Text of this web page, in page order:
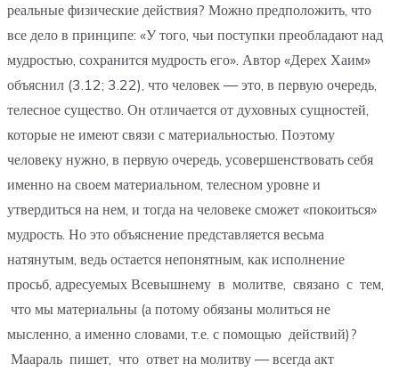
реальные физические действия? Можно предположить, что
все дело в принципе: «У того, чьи поступки преобладают над
мудростью, сохранится мудрость его». Автор «Дерех Хаим»
объяснил (3.12; 3.22), что человек — это, в первую очередь,
телесное существо. Он отличается от духовных сущностей,
которые не имеют связи с материальностью. Поэтому
человеку нужно, в первую очередь, усовершенствовать себя
именно на своем материальном, телесном уровне и
утвердиться на нем, и тогда на человеке сможет «покоиться»
мудрость. Но это объяснение представляется весьма
натянутым, ведь остается непонятным, как исполнение
просьб, адресуемых Всевышнему в молитве, связано с тем,
что мы материальны (а потому обязаны молиться не
мысленно, а именно словами, т.е. с помощью действий)?
Маараль пишет, что ответ на молитву — всегда акт